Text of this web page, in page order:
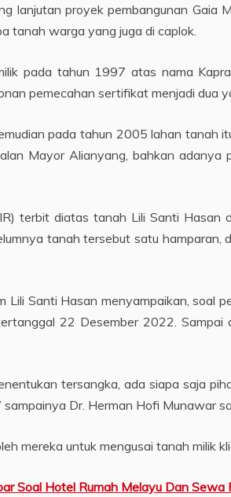
lanjutan proyek pembangunan Gaia
tanah warga yang juga di caplok.
pada tahun 1997 atas nama
pemecahan sertifikat menjadi dua
pada tahun 2005 lahan tanah
Mayor Alianyang, bahkan adanya
terbit diatas tanah Lili Santi Hasan
tanah tersebut satu hamparan,
Santi Hasan menyampaikan, soal
22 Desember 2022. Sampai
tersangka, ada siapa saja
Dr. Herman Hofi Munawar
mereka untuk mengusai tanah milik
Soal Hotel Rumah Melayu Dan Sewa